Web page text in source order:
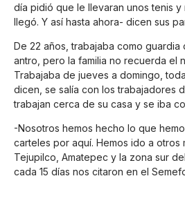
día pidió que le llevaran unos tenis
llegó. Y así hasta ahora- dicen sus
De 22 años, trabajaba como guardia
antro, pero la familia no recuerda el
Trabajaba de jueves a domingo,
dicen, se salía con los trabajadores
trabajan cerca de su casa y se iba
-Nosotros hemos hecho lo que
carteles por aquí. Hemos ido a otros
Tejupilco, Amatepec y la zona sur
cada 15 días nos citaron en el